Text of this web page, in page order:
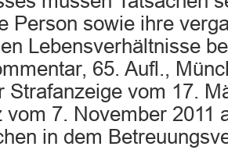
Person sowie ihre
Lebensverhältnisse
65. Aufl.,
Strafanzeige vom 17.
vom 7. November 2011
in dem